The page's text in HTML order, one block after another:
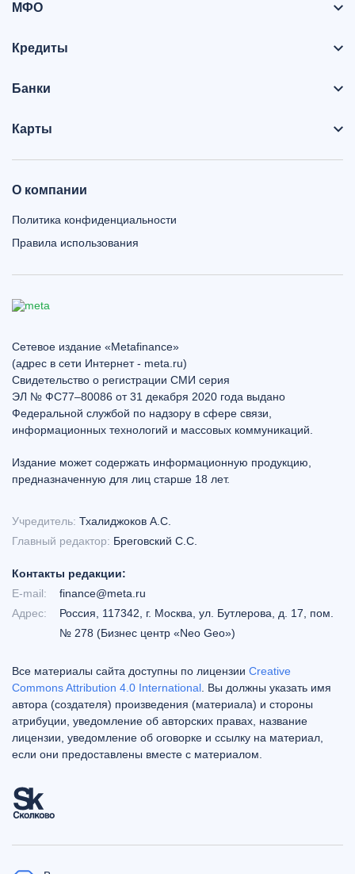
МФО
Кредиты
Банки
Карты
О компании
Политика конфиденциальности
Правила использования
Сетевое издание «Metafinance»
(адрес в сети Интернет - meta.ru)
Свидетельство о регистрации СМИ серия
ЭЛ № ФС77–80086 от 31 декабря 2020 года выдано
Федеральной службой по надзору в сфере связи,
информационных технологий и массовых коммуникаций.
Издание может содержать информационную продукцию,
предназначенную для лиц старше 18 лет.
Учредитель: Тхалиджоков А.С.
Главный редактор: Бреговский С.С.
Контакты редакции:
E-mail:
finance@meta.ru
Адрес:
Россия, 117342, г. Москва, ул. Бутлерова, д. 17, пом.
№ 278 (Бизнес центр «Neo Geo»)
Все материалы сайта доступны по лицензии Creative
Commons Attribution 4.0 International. Вы должны указать имя
автора (создателя) произведения (материала) и стороны
атрибуции, уведомление об авторских правах, название
лицензии, уведомление об оговорке и ссылку на материал,
если они предоставлены вместе с материалом.